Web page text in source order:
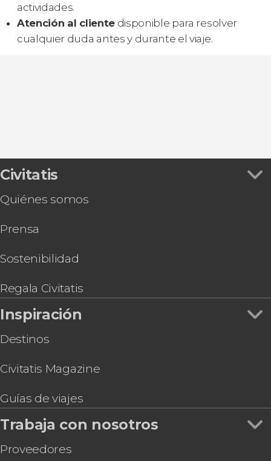
actividades.
Atención al clientedisponible para resolver
cualquier duda antes y durante el viaje.
Civitatis
Quiénes somos
Prensa
Sostenibilidad
Regala Civitatis
Inspiración
Destinos
Civitatis Magazine
Guías de viajes
Trabaja con nosotros
Proveedores